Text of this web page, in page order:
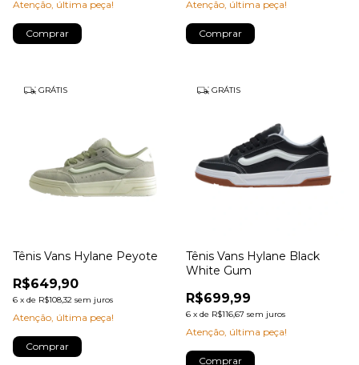
Atenção, última peça!
Comprar
Atenção, última peça!
Comprar
GRÁTIS
Tênis Vans Hylane Peyote
R$649,90
6 x de R$108,32 sem juros
Atenção, última peça!
Comprar
GRÁTIS
Tênis Vans Hylane Black
White Gum
R$699,99
6 x de R$116,67 sem juros
Atenção, última peça!
Comprar